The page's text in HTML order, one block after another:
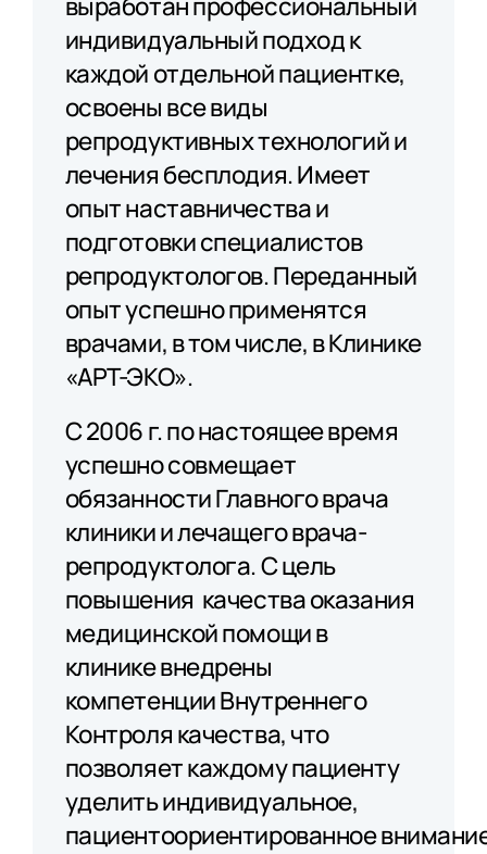
индивидуальный подход к
каждой отдельной пациентке,
освоены все виды
репродуктивных технологий и
лечения бесплодия. Имеет
опыт наставничества и
подготовки специалистов
репродуктологов. Переданный
опыт успешно применятся
врачами, в том числе, в Клинике
«АРТ-ЭКО».
С 2006 г. по настоящее время
успешно совмещает
обязанности Главного врача
клиники и лечащего врача-
репродуктолога. С цель
повышения качества оказания
медицинской помощи в
клинике внедрены
компетенции Внутреннего
Контроля качества, что
позволяет каждому пациенту
уделить индивидуальное,
пациентоориентированное